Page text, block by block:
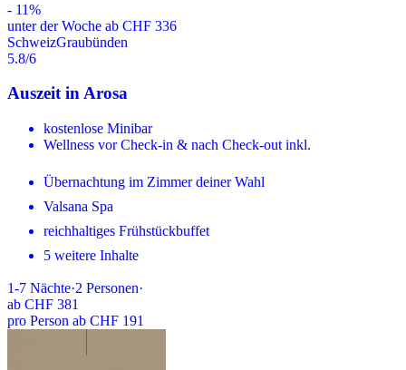
- 11%
unter der Woche ab CHF 336
SchweizGraubünden
5.8/6
Auszeit in Arosa
kostenlose Minibar
Wellness vor Check-in & nach Check-out inkl.
Übernachtung im Zimmer deiner Wahl
Valsana Spa
reichhaltiges Frühstückbuffet
5 weitere Inhalte
1-7 Nächte·2 Personen·
ab CHF 381
pro Person ab CHF 191